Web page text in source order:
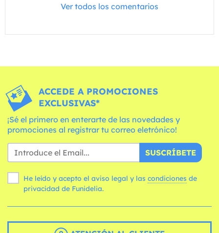
Ver todos los comentarios
ACCEDE A PROMOCIONES
EXCLUSIVAS*
¡Sé el primero en enterarte de las novedades y
promociones al registrar tu correo eletrónico!
SUSCRÍBETE
He leído y acepto el aviso legal y las condiciones
privacidad de Funidelia.